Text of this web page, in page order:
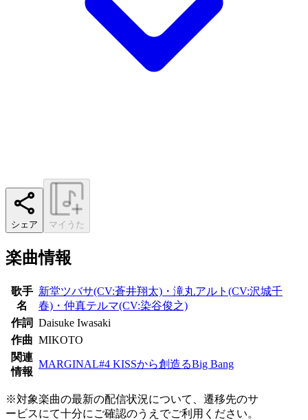
シェア マイうた
楽曲情報
歌手
名
新堂ツバサ(CV:蒼井翔太)・滝丸アルト(CV:沢城千
春)・仲真テルマ(CV:染谷俊之)
作詞 Daisuke Iwasaki
作曲 MIKOTO
関連
情報
MARGINAL#4 KISSから創造るBig Bang
※対象楽曲の最新の配信状況について、遷移先のサ
ービスにて十分にご確認のうえでご利用ください。